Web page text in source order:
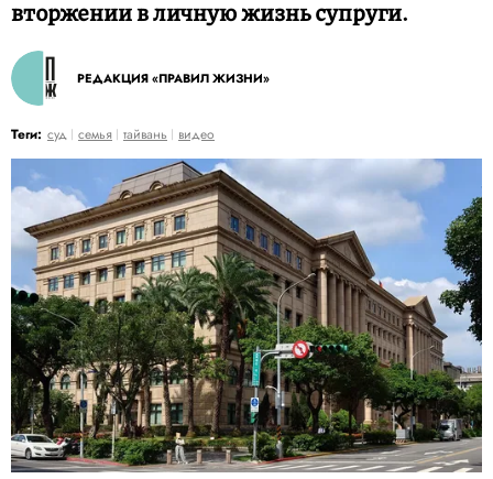
вторжении в личную жизнь супруги.
РЕДАКЦИЯ «ПРАВИЛ ЖИЗНИ»
Теги: суд семья тайвань видео